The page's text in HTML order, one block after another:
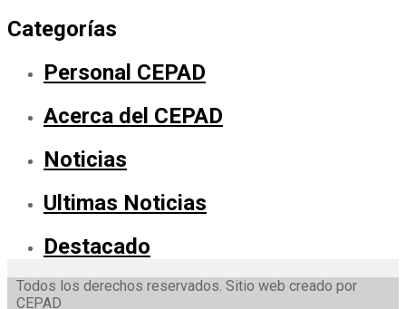
Categorías
Personal CEPAD
Acerca del CEPAD
Noticias
Ultimas Noticias
Destacado
Todos los derechos reservados. Sitio web creado por
CEPAD